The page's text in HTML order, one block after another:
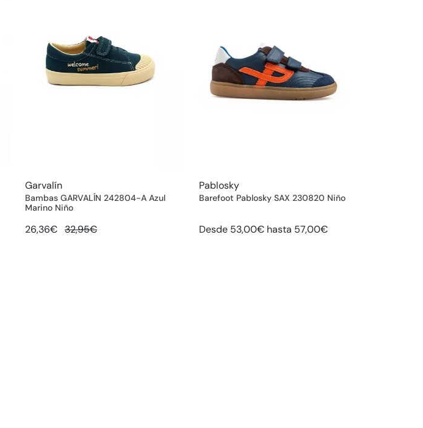
Garvalín
Bambas GARVALÍN 242804-A Azul
Marino Niño
26,36€ 32,95€
Pablosky
Barefoot Pablosky SAX 230820 Niño
Desde 53,00€ hasta 57,00€